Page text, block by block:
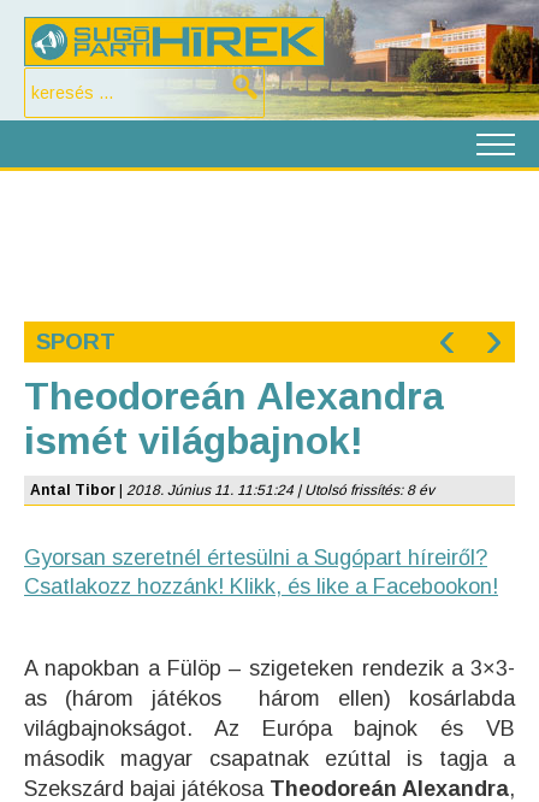
SPORT ‹ ›
Theodoreán Alexandra
ismét világbajnok!
Antal Tibor 2018. Június 11. 11:51:24 | Utolsó frissítés: 8 év
Gyorsan szeretnél értesülni a Sugópart híreiről?
Csatlakozz hozzánk! Klikk, és like a Facebookon!
A napokban a Fülöp – szigeteken rendezik a 3×3-
as (három játékos három ellen) kosárlabda
világbajnokságot. Az Európa bajnok és VB
második magyar csapatnak ezúttal is tagja a
Szekszárd bajai játékosa Theodoreán Alexandra,